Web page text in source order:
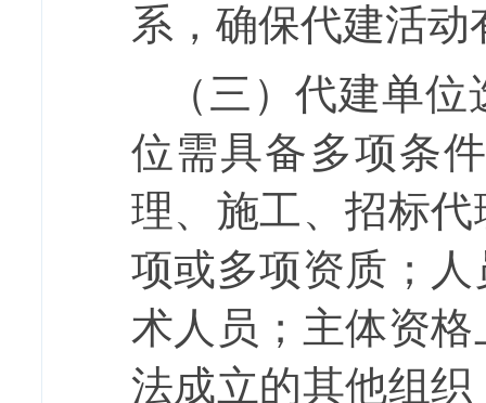
系，确保代建活动
（三）代建单
位需具备多项条
理、施工、招标
项或多项资质；
术人员；主体资
法成立的其他组